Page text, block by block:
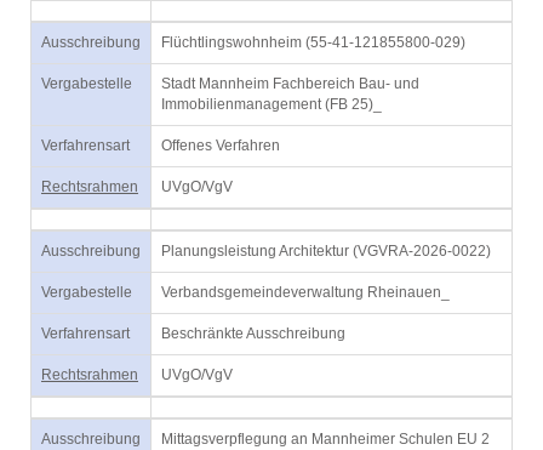
Ausschreibung Flüchtlingswohnheim (55-41-121855800-029)
Vergabestelle
Stadt Mannheim Fachbereich Bau- und
Immobilienmanagement (FB 25)_
Verfahrensart Offenes Verfahren
Rechtsrahmen UVgO/VgV
Ausschreibung Planungsleistung Architektur (VGVRA-2026-0022)
Vergabestelle Verbandsgemeindeverwaltung Rheinauen_
Verfahrensart Beschränkte Ausschreibung
Rechtsrahmen UVgO/VgV
Ausschreibung
Mittagsverpflegung an Mannheimer Schulen EU 2